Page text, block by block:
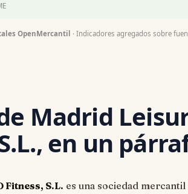
OpenMercantil · Indicadores agregados sobre
Madrid
en un
Fitness, S.L. es una sociedad